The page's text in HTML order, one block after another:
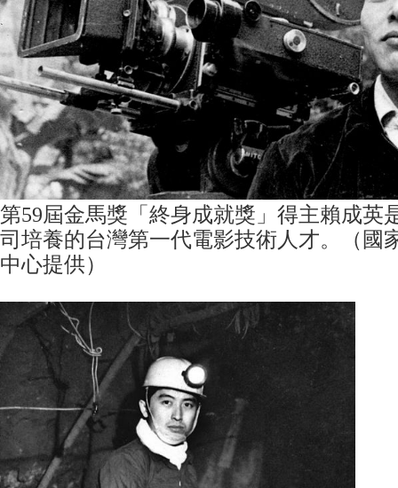
第59屆金馬獎「終身成就獎」得主賴成英
司培養的台灣第一代電影技術人才。（國
中心提供）